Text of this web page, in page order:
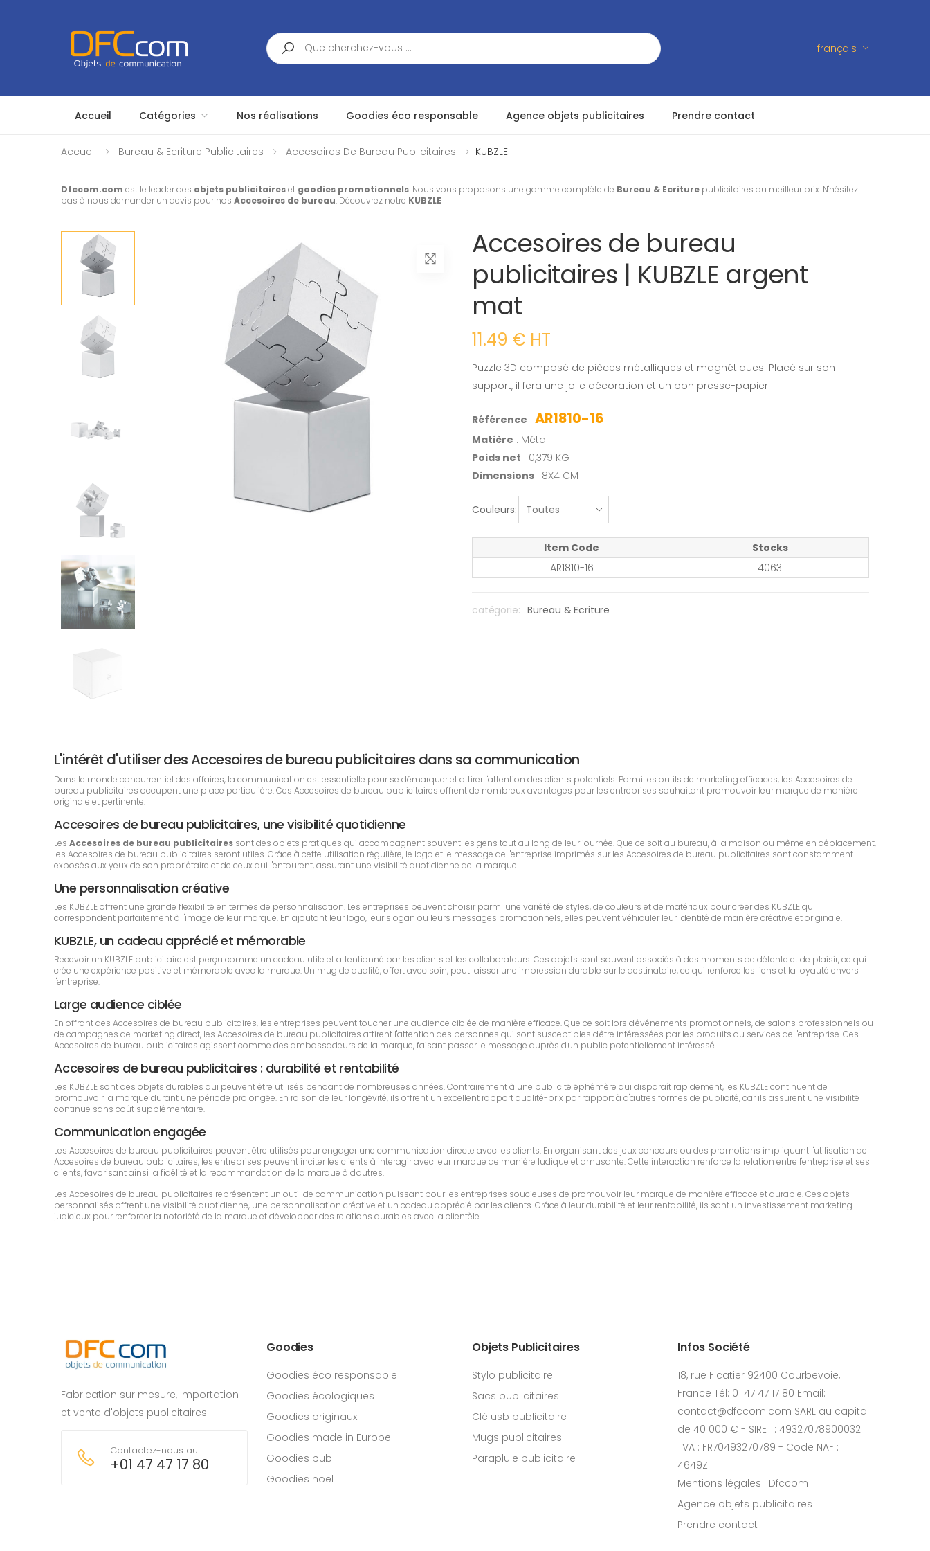
Search
français
Accueil Catégories Nos réalisations Goodies éco responsable Agence objets publicitaires Prendre contact
Accueil Bureau & Ecriture Publicitaires Accesoires De Bureau Publicitaires KUBZLE
Dfccom.com est le leader des objets publicitaireset goodies promotionnels. Nous vous proposons une gamme complète de Bureau & Ecriture publicitaires au meilleur prix. N'hésitez
pas à nous demander un devis pour nos Accesoires de bureau. Découvrez notre KUBZLE
Accesoires de bureau
publicitaires | KUBZLE argent
mat
11.49 € HT
Puzzle 3D composé de pièces métalliques et magnétiques. Placé sur son
support, il fera une jolie décoration et un bon presse-papier.
Référence : AR1810-16
Matière : Métal
Poids net : 0,379 KG
Dimensions : 8X4 CM
Couleurs:
Item Code
Stocks
AR1810-16
4063
catégorie: Bureau & Ecriture
L'intérêt d'utiliser des Accesoires de bureau publicitaires dans sa communication
Dans le monde concurrentiel des affaires, la communication est essentielle pour se démarquer et attirer l'attention des clients potentiels. Parmi les outils de marketing efficaces, les Accesoires de
bureau publicitaires occupent une place particulière. Ces Accesoires de bureau publicitaires offrent de nombreux avantages pour les entreprises souhaitant promouvoir leur marque de manière
originale et pertinente.
Accesoires de bureau publicitaires, une visibilité quotidienne
Les Accesoires de bureau publicitaires sont des objets pratiques qui accompagnent souvent les gens tout au long de leur journée. Que ce soit au bureau, à la maison ou même en déplacement,
les Accesoires de bureau publicitaires seront utiles. Grâce à cette utilisation régulière, le logo et le message de l'entreprise imprimés sur les Accesoires de bureau publicitaires sont constamment
exposés aux yeux de son propriétaire et de ceux qui l'entourent, assurant une visibilité quotidienne de la marque.
Une personnalisation créative
Les KUBZLE offrent une grande flexibilité en termes de personnalisation. Les entreprises peuvent choisir parmi une variété de styles, de couleurs et de matériaux pour créer des KUBZLE qui
correspondent parfaitement à l'image de leur marque. En ajoutant leur logo, leur slogan ou leurs messages promotionnels, elles peuvent véhiculer leur identité de manière créative et originale.
KUBZLE, un cadeau apprécié et mémorable
Recevoir un KUBZLE publicitaire est perçu comme un cadeau utile et attentionné par les clients et les collaborateurs. Ces objets sont souvent associés à des moments de détente et de plaisir, ce qui
crée une expérience positive et mémorable avec la marque. Un mug de qualité, offert avec soin, peut laisser une impression durable sur le destinataire, ce qui renforce les liens et la loyauté envers
l'entreprise.
Large audience ciblée
En offrant des Accesoires de bureau publicitaires, les entreprises peuvent toucher une audience ciblée de manière efficace. Que ce soit lors d'événements promotionnels, de salons professionnels ou
de campagnes de marketing direct, les Accesoires de bureau publicitaires attirent l'attention des personnes qui sont susceptibles d'être intéressées par les produits ou services de l'entreprise. Ces
Accesoires de bureau publicitaires agissent comme des ambassadeurs de la marque, faisant passer le message auprès d'un public potentiellement intéressé.
Accesoires de bureau publicitaires : durabilité et rentabilité
Les KUBZLE sont des objets durables qui peuvent être utilisés pendant de nombreuses années. Contrairement à une publicité éphémère qui disparaît rapidement, les KUBZLE continuent de
promouvoir la marque durant une période prolongée. En raison de leur longévité, ils offrent un excellent rapport qualité-prix par rapport à d'autres formes de publicité, car ils assurent une visibilité
continue sans coût supplémentaire.
Communication engagée
Les Accesoires de bureau publicitaires peuvent être utilisés pour engager une communication directe avec les clients. En organisant des jeux concours ou des promotions impliquant l'utilisation de
Accesoires de bureau publicitaires, les entreprises peuvent inciter les clients à interagir avec leur marque de manière ludique et amusante. Cette interaction renforce la relation entre l'entreprise et ses
clients, favorisant ainsi la fidélité et la recommandation de la marque à d'autres.
Les Accesoires de bureau publicitaires représentent un outil de communication puissant pour les entreprises soucieuses de promouvoir leur marque de manière efficace et durable. Ces objets
personnalisés offrent une visibilité quotidienne, une personnalisation créative et un cadeau apprécié par les clients. Grâce à leur durabilité et leur rentabilité, ils sont un investissement marketing
judicieux pour renforcer la notoriété de la marque et développer des relations durables avec la clientèle.
Fabrication sur mesure, importation
et vente d'objets publicitaires
Contactez-nous au
+01 47 47 17 80
Goodies
Goodies éco responsable
Goodies écologiques
Goodies originaux
Goodies made in Europe
Goodies pub
Goodies noël
Objets Publicitaires
Stylo publicitaire
Sacs publicitaires
Clé usb publicitaire
Mugs publicitaires
Parapluie publicitaire
Infos Société
18, rue Ficatier 92400 Courbevoie,
France Tél: 01 47 47 17 80 Email:
contact@dfccom.com SARL au capital
de 40 000 € - SIRET : 49327078900032
TVA : FR70493270789 - Code NAF :
4649Z
Mentions légales | Dfccom
Agence objets publicitaires
Prendre contact